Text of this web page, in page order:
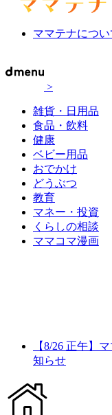
ママテナについ
>
雑貨・日用品
食品・飲料
健康
ベビー用品
おでかけ
どうぶつ
教育
マネー・投資
くらしの相談
ママコマ漫画
【8/26 正午】
知らせ